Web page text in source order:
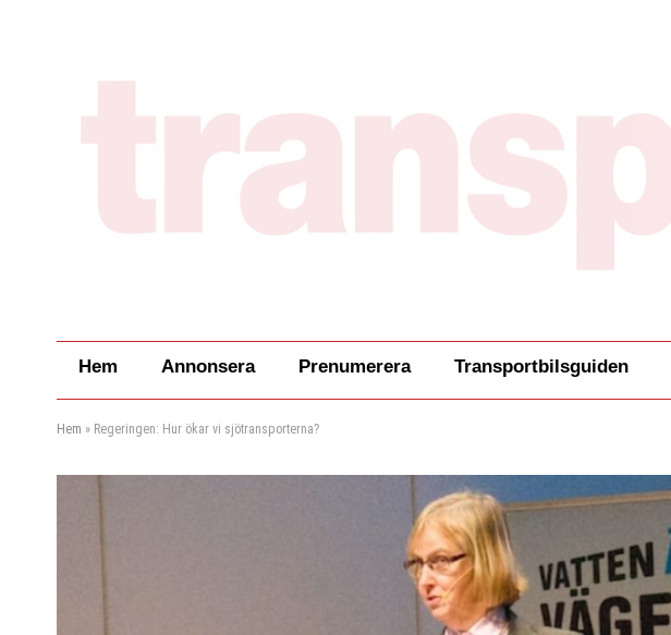
Hem Annonsera Prenumerera Transportbilsguiden
Hem » Regeringen: Hur ökar vi sjötransporterna?